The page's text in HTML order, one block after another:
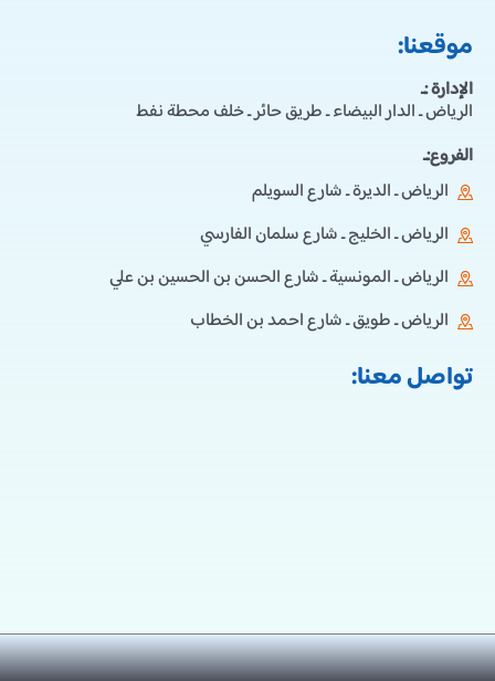
موقعنا:
الإدارة :ـ
الرياض ـ الدار البيضاء ـ طريق حائر ـ خلف محطة نفط
الفروع:ـ
الرياض ـ الديرة ـ شارع السويلم
الرياض ـ الخليج ـ شارع سلمان الفارسي
الرياض ـ المونسية ـ شارع الحسن بن الحسين بن علي
الرياض ـ طويق ـ شارع احمد بن الخطاب
تواصل معنا: